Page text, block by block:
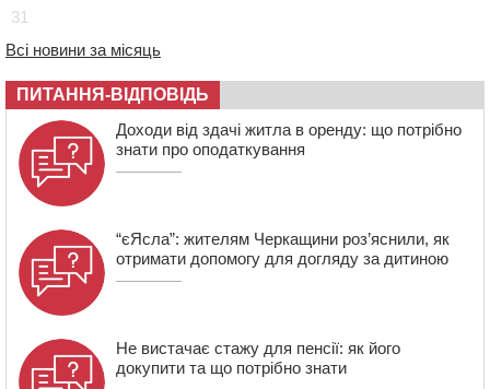
08:20
Обрано претендента на посаду директора
Мокрокалигірського психоневрологічного інтернату
07:23 Уманські міграційники видворили з країни грузина,
який відсидів термін у колонії
31
Всі новини за місяць
ПИТАННЯ-ВІДПОВІДЬ
Доходи від здачі житла в оренду: що потрібно
знати про оподаткування
“єЯсла”: жителям Черкащини роз’яснили, як
отримати допомогу для догляду за дитиною
Не вистачає стажу для пенсії: як його
докупити та що потрібно знати